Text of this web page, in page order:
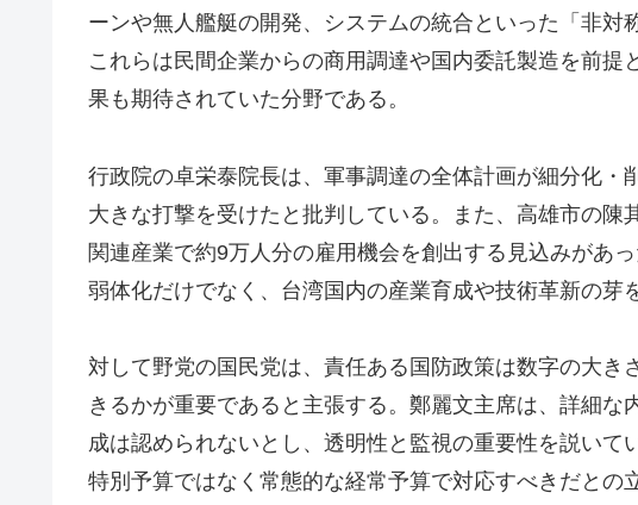
ーンや無人艦艇の開発、システムの統合といった「非対
これらは民間企業からの商用調達や国内委託製造を前提
果も期待されていた分野である。
行政院の卓栄泰院長は、軍事調達の全体計画が細分化・
大きな打撃を受けたと批判している。また、高雄市の陳
関連産業で約9万人分の雇用機会を創出する見込みがあ
弱体化だけでなく、台湾国内の産業育成や技術革新の芽
対して野党の国民党は、責任ある国防政策は数字の大き
きるかが重要であると主張する。鄭麗文主席は、詳細な
成は認められないとし、透明性と監視の重要性を説いて
特別予算ではなく常態的な経常予算で対応すべきだとの